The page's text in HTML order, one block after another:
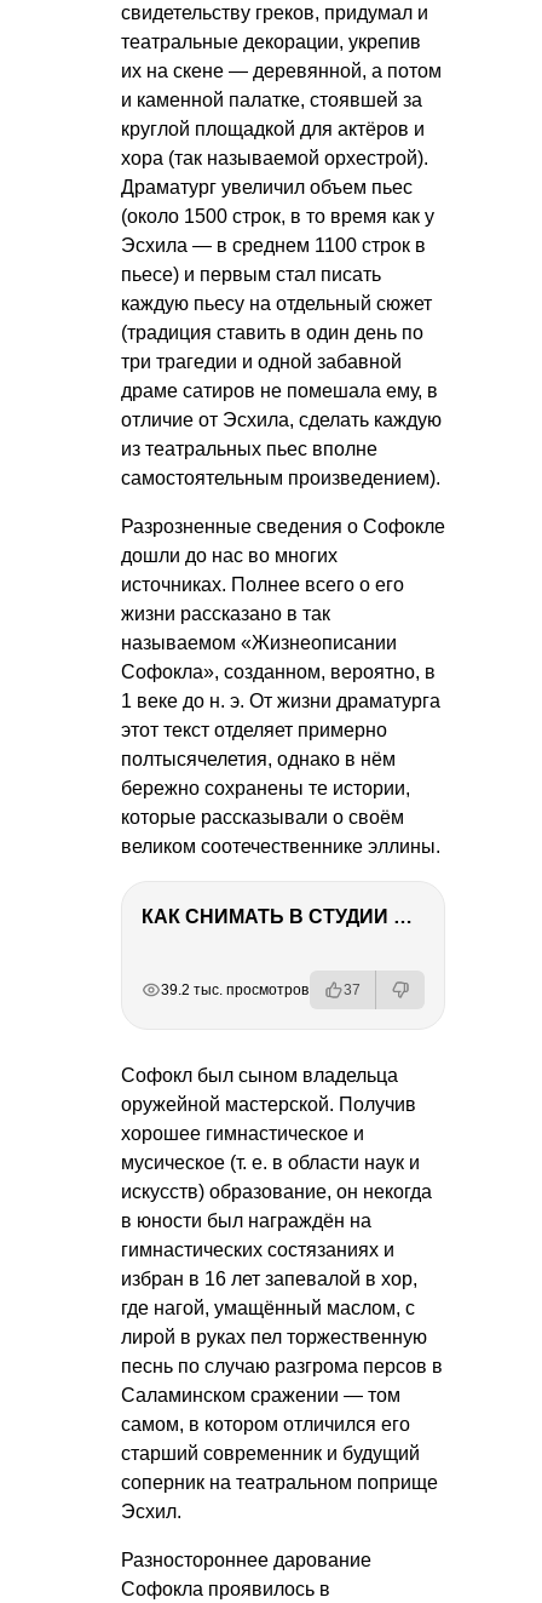
свидетельству греков, придумал и
театральные декорации, укрепив
их на скене — деревянной, а потом
и каменной палатке, стоявшей за
круглой площадкой для актёров и
хора (так называемой орхестрой).
Драматург увеличил объем пьес
(около 1500 строк, в то время как у
Эсхила — в среднем 1100 строк в
пьесе) и первым стал писать
каждую пьесу на отдельный сюжет
(традиция ставить в один день по
три трагедии и одной забавной
драме сатиров не помешала ему, в
отличие от Эсхила, сделать каждую
из театральных пьес вполне
самостоятельным произведением).
Разрозненные сведения о Софокле
дошли до нас во многих
источниках. Полнее всего о его
жизни рассказано в так
называемом «Жизнеописании
Софокла», созданном, вероятно, в
1 веке до н. э. От жизни драматурга
этот текст отделяет примерно
полтысячелетия, однако в нём
бережно сохранены те истории,
которые рассказывали о своём
великом соотечественнике эллины.
КАК СНИМАТЬ В СТУДИИ СО ВСПЫШКАМИ
39.2 тыс. просмотров 37
Софокл был сыном владельца
оружейной мастерской. Получив
хорошее гимнастическое и
мусическое (т. е. в области наук и
искусств) образование, он некогда
в юности был награждён на
гимнастических состязаниях и
избран в 16 лет запевалой в хор,
где нагой, умащённый маслом, с
лирой в руках пел торжественную
песнь по случаю разгрома персов в
Саламинском сражении — том
самом, в котором отличился его
старший современник и будущий
соперник на театральном поприще
Эсхил.
Разностороннее дарование
Софокла проявилось в